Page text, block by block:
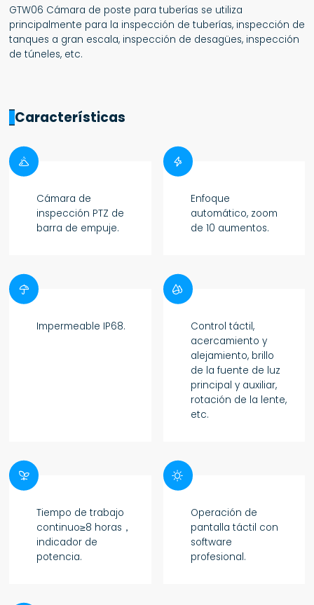
GTW06 Cámara de poste para tuberías se utiliza
principalmente para la inspección de tuberías, inspección de
tanques a gran escala, inspección de desagües, inspección
de túneles, etc.
Características

Cámara de
inspección PTZ de
barra de empuje.

Enfoque
automático, zoom
de 10 aumentos.

Impermeable IP68.

Control táctil,
acercamiento y
alejamiento, brillo
de la fuente de luz
principal y auxiliar,
rotación de la lente,
etc.

Tiempo de trabajo
continuo≥8 horas，
indicador de
potencia.

Operación de
pantalla táctil con
software
profesional.